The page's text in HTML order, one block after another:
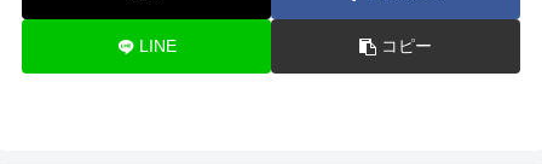
LINE コピー